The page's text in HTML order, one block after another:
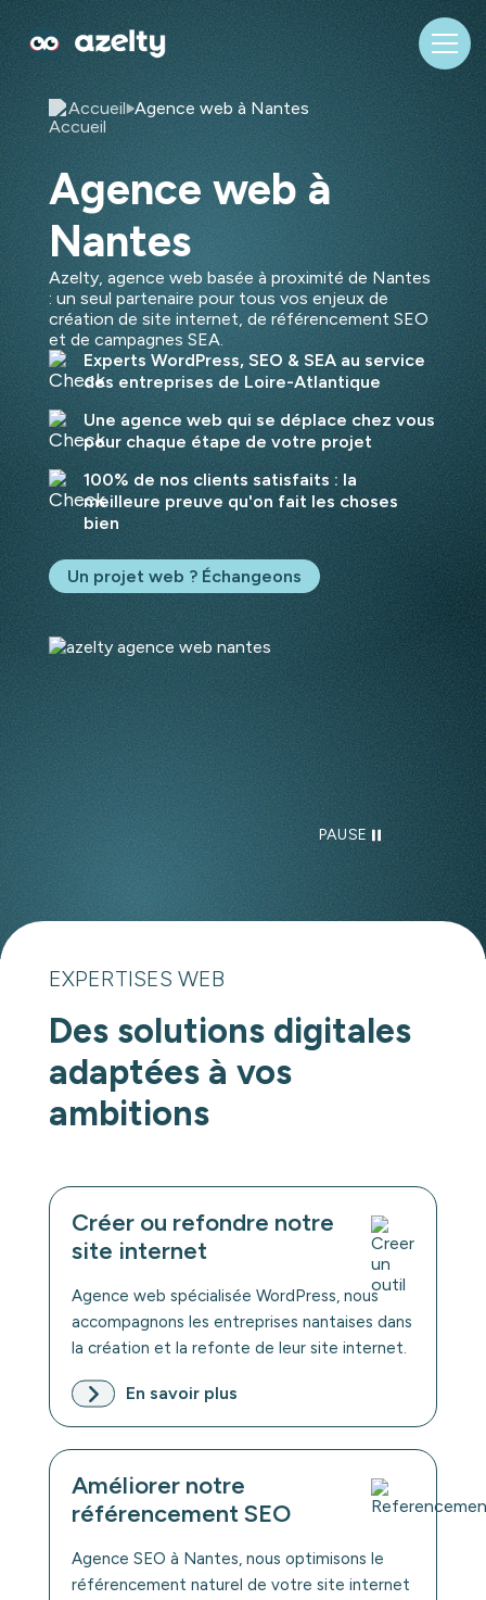
Accueil Agence web à Nantes
Agence web à
Nantes
Azelty, agence web basée à proximité de Nantes
: un seul partenaire pour tous vos enjeux de
création de site internet, de référencement SEO
et de campagnes SEA.
Experts WordPress, SEO & SEA au service
des entreprises de Loire-Atlantique
Une agence web qui se déplace chez vous
pour chaque étape de votre projet
100% de nos clients satisfaits : la
meilleure preuve qu'on fait les choses
bien
Un projet web ? Échangeons
PAUSE
EXPERTISES WEB
Des solutions digitales
adaptées à vos
ambitions
Créer ou refondre notre
site internet
Agence web spécialisée WordPress, nous
accompagnons les entreprises nantaises dans
la création et la refonte de leur site internet.
En savoir plus
Améliorer notre
référencement SEO
Agence SEO à Nantes, nous optimisons le
référencement naturel de votre site internet